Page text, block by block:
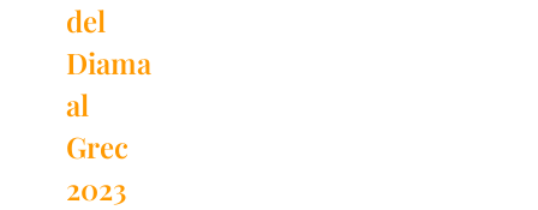
del
Diamant’
al
Grec
2023